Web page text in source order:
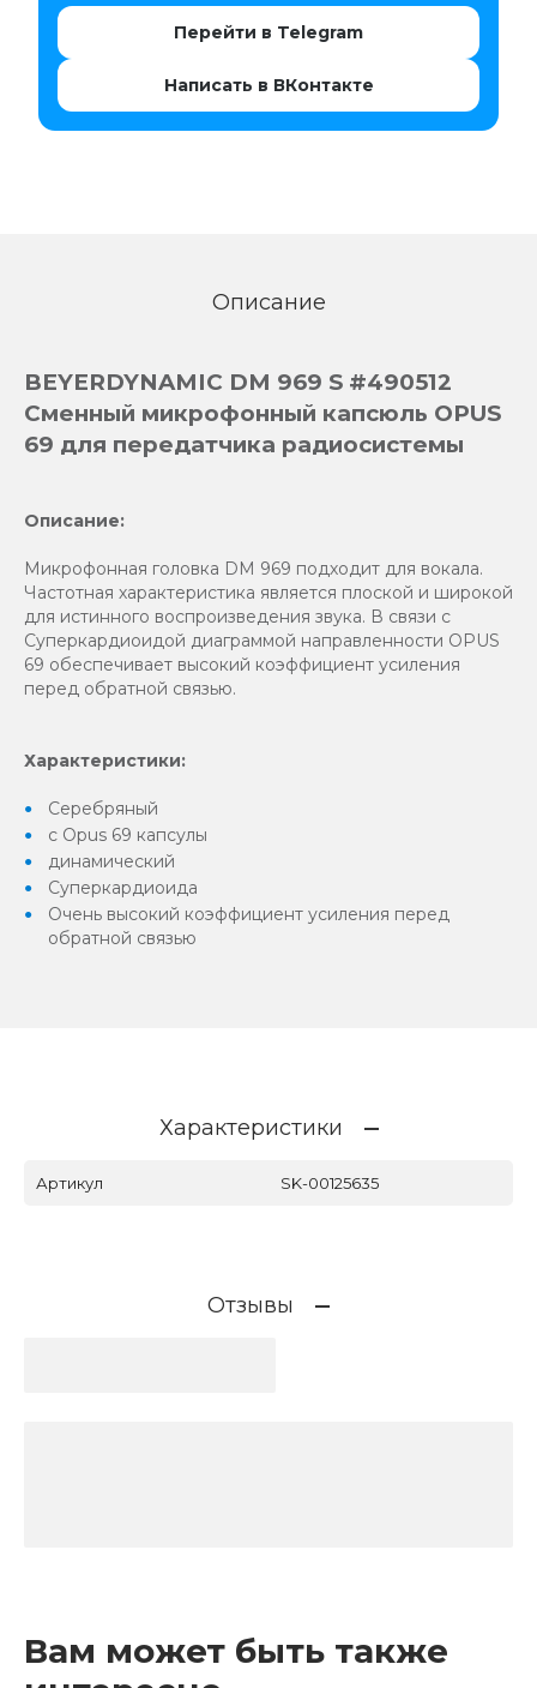
Перейти в Telegram
Написать в ВКонтакте
Описание
BEYERDYNAMIC DM 969 S #490512
Сменный микрофонный капсюль OPUS
69 для передатчика радиосистемы
Описание:
Микрофонная головка DM 969 подходит для вокала.
Частотная характеристика является плоской и широкой
для истинного воспроизведения звука. В связи с
Суперкардиоидой диаграммой направленности OPUS
69 обеспечивает высокий коэффициент усиления
перед обратной связью.
Характеристики:
Серебряный
с Opus 69 капсулы
динамический
Суперкардиоида
Очень высокий коэффициент усиления перед
обратной связью
Характеристики
Артикул SK-00125635
Отзывы
Вам может быть также